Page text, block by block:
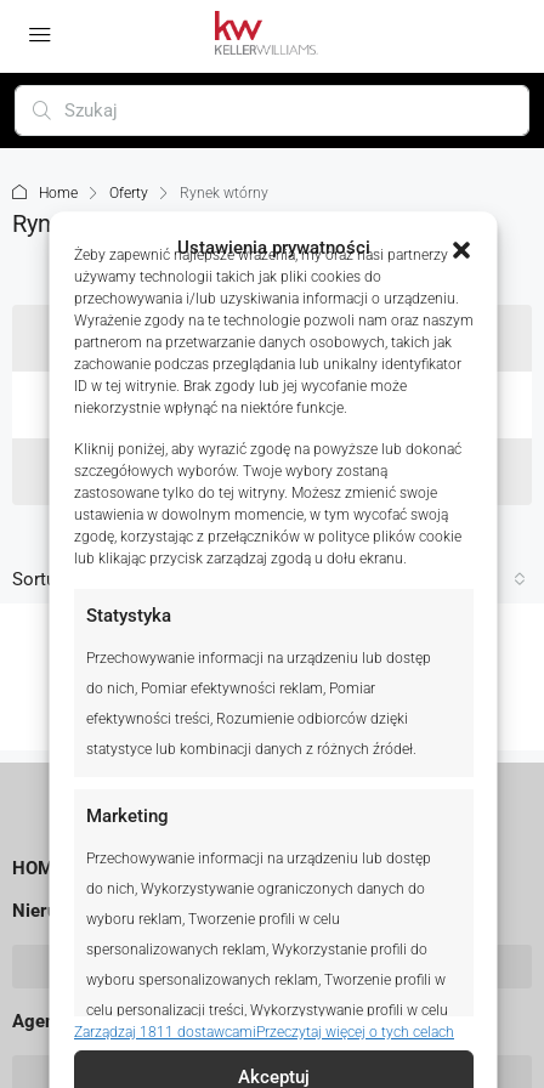
Ustawienia prywatności
Żeby zapewnić najlepsze wrażenia, my oraz nasi partnerzy
używamy technologii takich jak pliki cookies do
przechowywania i/lub uzyskiwania informacji o urządzeniu.
Wyrażenie zgody na te technologie pozwoli nam oraz naszym
partnerom na przetwarzanie danych osobowych, takich jak
zachowanie podczas przeglądania lub unikalny identyfikator
ID w tej witrynie. Brak zgody lub jej wycofanie może
niekorzystnie wpłynąć na niektóre funkcje.
Kliknij poniżej, aby wyrazić zgodę na powyższe lub dokonać
szczegółowych wyborów. Twoje wybory zostaną
zastosowane tylko do tej witryny. Możesz zmienić swoje
ustawienia w dowolnym momencie, w tym wycofać swoją
zgodę, korzystając z przełączników w polityce plików cookie
lub klikając przycisk zarządzaj zgodą u dołu ekranu.
Statystyka
Przechowywanie informacji na urządzeniu lub dostęp
do nich, Pomiar efektywności reklam, Pomiar
efektywności treści, Rozumienie odbiorców dzięki
statystyce lub kombinacji danych z różnych źródeł.
Marketing
Przechowywanie informacji na urządzeniu lub dostęp
do nich, Wykorzystywanie ograniczonych danych do
wyboru reklam, Tworzenie profili w celu
spersonalizowanych reklam, Wykorzystanie profili do
wyboru spersonalizowanych reklam, Tworzenie profili w
celu personalizacji treści, Wykorzystywanie profili w celu
doboru spersonalizowanych treści, Rozwój i ulepszanie
usług, Wykorzystywanie ograniczonych danych do
Zarządzaj 1811 dostawcamiPrzeczytaj więcej o tych celach
Akceptuj
Home Oferty Rynek wtórny
Rynek wtórny
WSZYSTKO
NA SPRZEDAŻ
NA WYNAJEM
Sortuj według:
No listing found.
HOME
Nieruchomości
Agenci i Biura